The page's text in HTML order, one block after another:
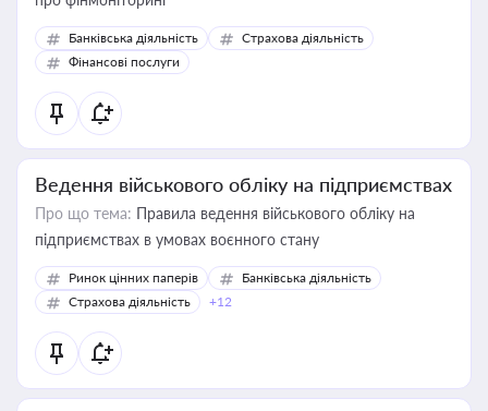
Банківська діяльність
Страхова діяльність
Фінансові послуги
Ведення військового обліку на підприємствах
Про що тема: Правила ведення військового обліку на
підприємствах в умовах воєнного стану
Ринок цінних паперів
Банківська діяльність
Страхова діяльність
+12